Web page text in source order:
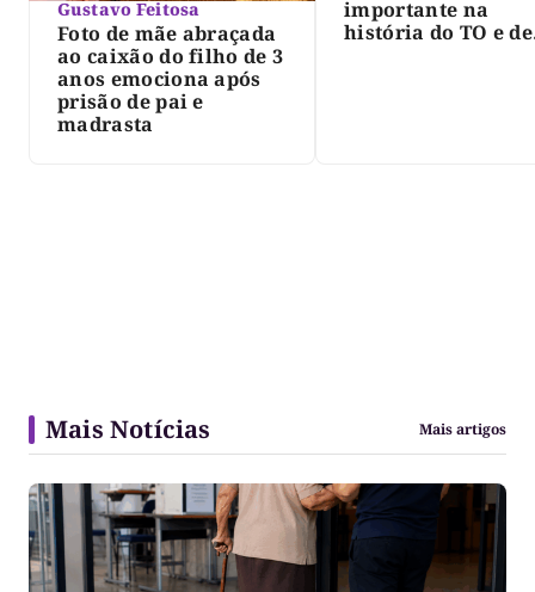
Gustavo Feitosa
Foto de mãe abraçada
ao caixão do filho de 3
anos emociona após
prisão de pai e
madrasta
importante na
história do TO e de
Mais Notícias Mais artigos